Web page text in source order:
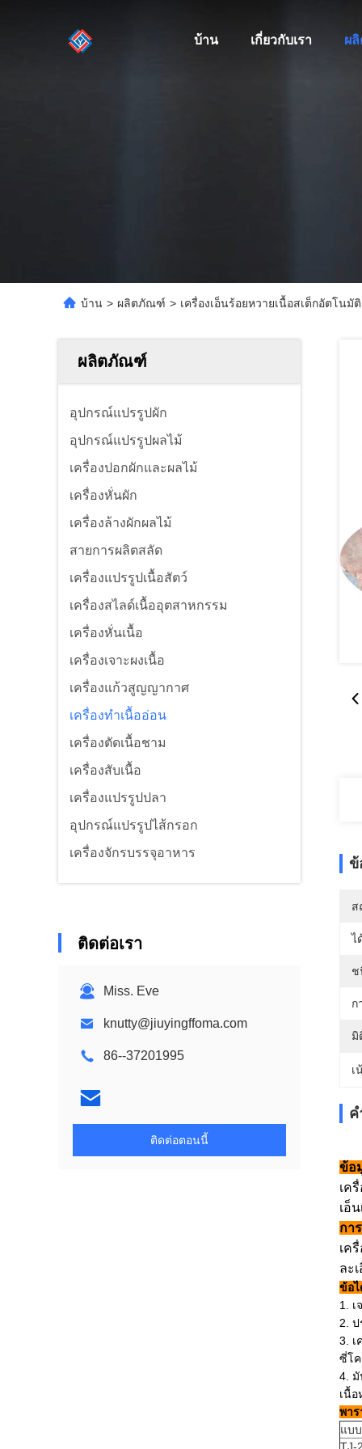
บ้าน เกี่ยวกับเรา ผ
บ้าน > ผลิตภัณฑ์ > เครื่องเอ็นร้อยหวายเนื้อสเต็กอัตโน
ผลิตภัณฑ์
อุปกรณ์แปรรูปผัก
อุปกรณ์แปรรูปผลไม้
เครื่องปอกผักและผลไม้
เครื่องหั่นผัก
เครื่องล้างผักผลไม้
สายการผลิตสลัด
เครื่องแปรรูปเนื้อสัตว์
เครื่องสไลด์เนื้ออุตสาหกรรม
เครื่องหั่นเนื้อ
เครื่องเจาะผงเนื้อ
เครื่องแก้วสูญญากาศ
เครื่องทําเนื้ออ่อน
เครื่องตัดเนื้อชาม
เครื่องสับเนื้อ
เครื่องแปรรูปปลา
อุปกรณ์แปรรูปไส้กรอก
เครื่องจักรบรรจุอาหาร
ติดต่อเรา
Miss. Eve
knutty@jiuyingffoma.com
86--37201995
ติดต่อตอนนี้
ข้
ส
ไ
ช
ก
มิ
เ
คํ
ข้อ
เค
เอ็
กา
เค
ละ
ข้อ
1.
2.
3. เ
ซี่โ
4.
เนื้
พาร
แบบ